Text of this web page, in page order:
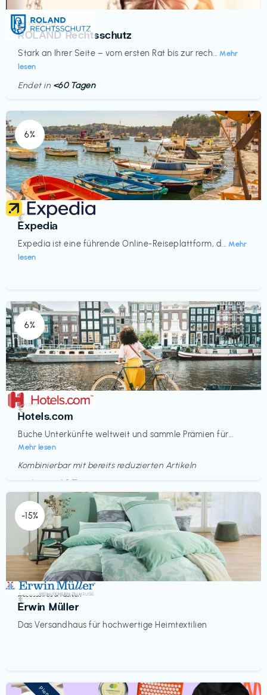
Versicherung
ROLAND Rechtsschutz
Stark an Ihrer Seite – vom ersten Rat bis zur rech... Mehr
lesen
€‎
Endet in <60 Tagen
6%
Reisen
Expedia
Expedia ist eine führende Online-Reiseplattform, d... Mehr
lesen
€‎
6%
Reisen
Hotels.com
Buche Unterkünfte weltweit und sammle Prämien für...
Mehr lesen
€‎
Kombinierbar mit bereits reduzierten Artikeln
Endet in
<60 Tagen
-15%
Accessoires & Fashion
Erwin Müller
Das Versandhaus für hochwertige Heimtextilien
€‎